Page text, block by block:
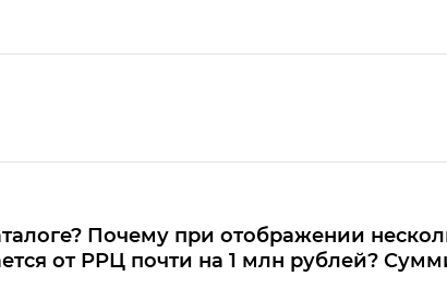
EX, эта функция доступна только в
Почему при отображении
от РРЦ почти на 1 млн рублей?